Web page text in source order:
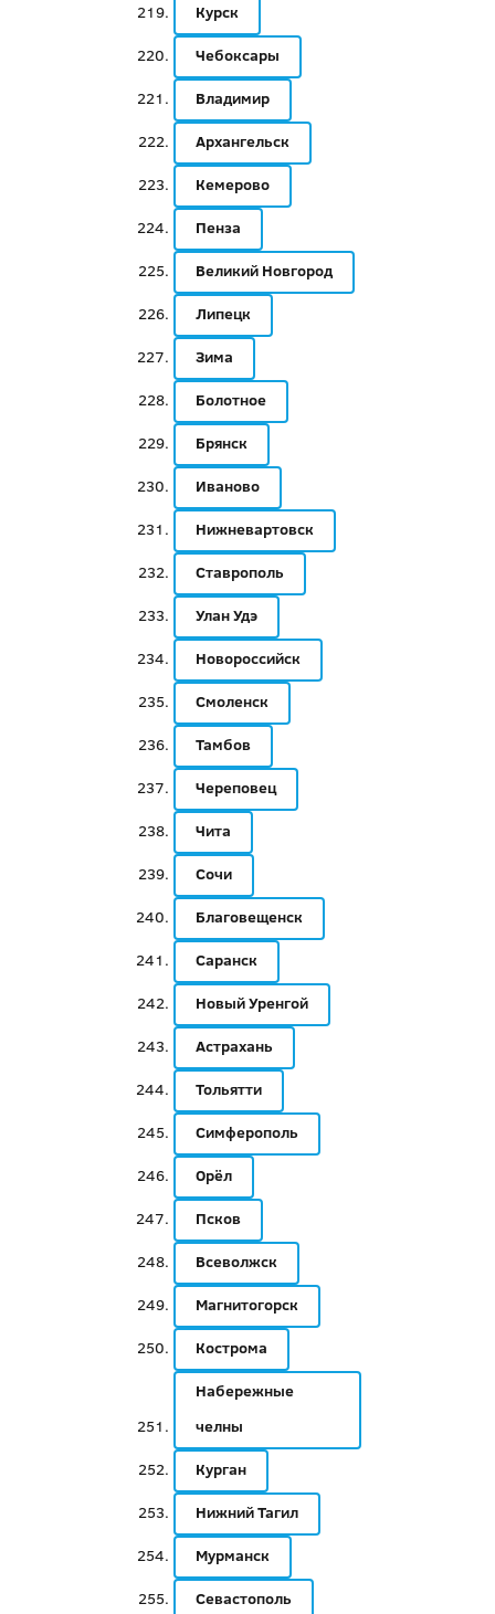
Курск
Чебоксары
Владимир
Архангельск
Кемерово
Пенза
Великий Новгород
Липецк
Зима
Болотное
Брянск
Иваново
Нижневартовск
Ставрополь
Улан Удэ
Новороссийск
Смоленск
Тамбов
Череповец
Чита
Сочи
Благовещенск
Саранск
Новый Уренгой
Астрахань
Тольятти
Симферополь
Орёл
Псков
Всеволжск
Магнитогорск
Кострома
Набережные
челны
Курган
Нижний Тагил
Мурманск
Севастополь